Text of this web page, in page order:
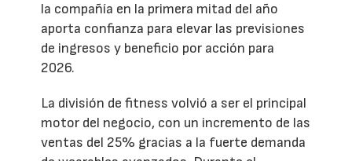
la compañía en la primera mitad del año
aporta confianza para elevar las previsiones
de ingresos y beneficio por acción para
2026.
La división de fitness volvió a ser el principal
motor del negocio, con un incremento de las
ventas del 25% gracias a la fuerte demanda